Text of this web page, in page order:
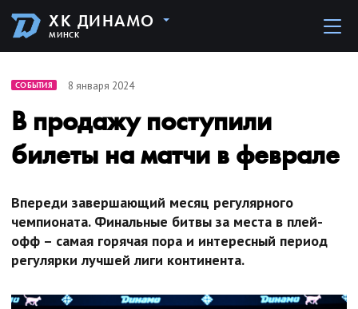
ХК ДИНАМО
МИНСК
СОБЫТИЯ 8 января 2024
В продажу поступили
билеты на матчи в феврале
Впереди завершающий месяц регулярного
чемпионата. Финальные битвы за места в плей-
офф – самая горячая пора и интересный период
регулярки лучшей лиги континента.